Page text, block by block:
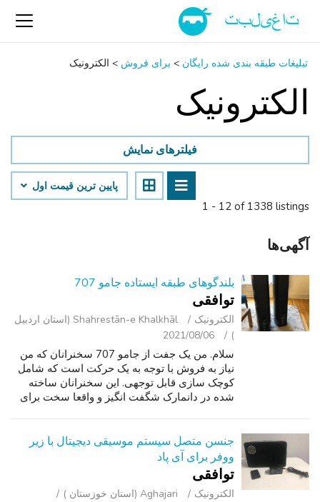
تبلیغات طبقه بندی شده رایگان > برای فروش > الکترونیک
الکترونیک
1 - 12 of 1338 listings
فیلترهای نمایش
پایین ‌ترین قیمت اول
آگهی‌ها
بلندگوهای طبقه ایستاده جامو 707
توافقی
الکترونیک
Shahrestān-e Khalkhāl (استان اردبیل
)
2021/08/06
سلام. من یک جفت از جامو 707 سخنرانان که من
نیاز به فروش با توجه به یک حرکت است که شامل
کوچک سازی قابل توجهی. این سخنرانان ساخته
شده در دانمارک شگفت انگیز و واقعا سخت برای
جنسن متصل سیستم موسیقی دیجیتال با زیر
ووفر برای آی پاد
توافقی
الکترونیک
Aghajari (استان خوزستان )